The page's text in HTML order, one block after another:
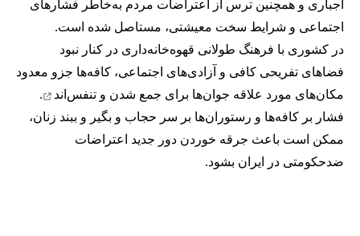
اجباری و همچنین ترس از اعتراضات مردم به‌خاطر فشارهای
اجتماعی و شرایط سخت معیشتی، مستاصل شده است.
در کشوری با فرهنگ طولانی قهوه‌‌خانه‌داری در کنار نبود
فضاهای تفریحی کافی و آزادی‌های اجتماعی، کافه‌ها جزو معدود
مکان‌های مورد علاقه جوان‌ها برای جمع شدن و تنفس‌اند
.
فشار بر کافه‌ها و رستوران‌ها بر سر حجاب و بگیر و ببند زنان،
ممکن است باعث جرقه خوردن دور جدید اعتراضات
ضدحکومتی در ایران بشود.